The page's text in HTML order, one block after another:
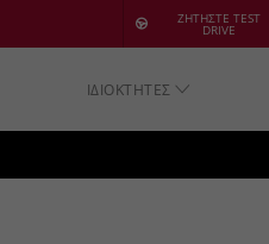
ΖΗΤΗΣΤΕ TEST
DRIVE
ΙΔΙΟΚΤΗΤΕΣ